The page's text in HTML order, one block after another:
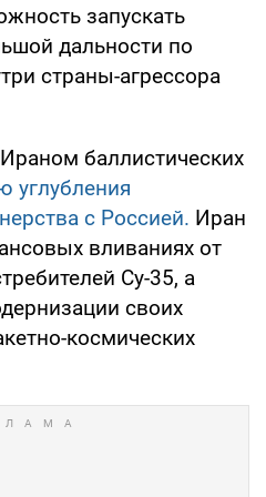
запускать
дальности по
страны-агрессора
баллистических
углубления
с Россией. Иран
вливаниях от
Су-35, а
своих
космических